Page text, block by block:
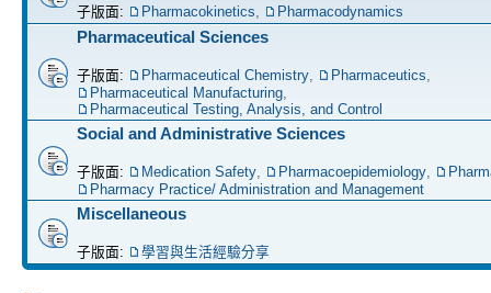
子版面: Pharmacokinetics, Pharmacodynamics
Pharmaceutical Sciences
子版面: Pharmaceutical Chemistry, Pharmaceutics,
Pharmaceutical Manufacturing,
Pharmaceutical Testing, Analysis, and Control
Social and Administrative Sciences
子版面: Medication Safety, Pharmacoepidemiology,
Pharmacy Practice/ Administration and Management
Miscellaneous
子版面: 學習與生活經驗分享